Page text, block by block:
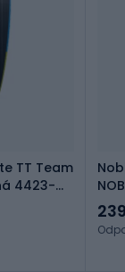
TT Team
4423-